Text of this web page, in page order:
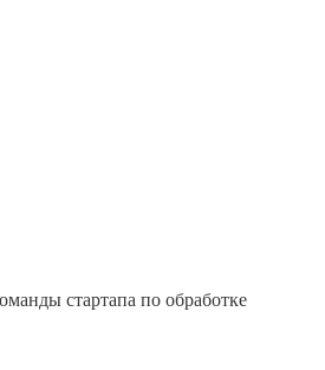
стартапа по обработке